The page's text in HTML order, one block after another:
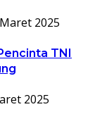
2025
TNI
2025